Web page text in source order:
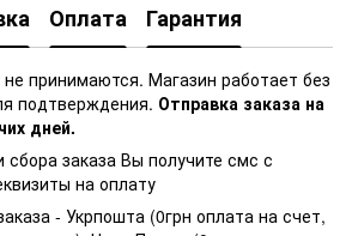
Оплата Гарантия
принимаются. Магазин работает без
подтверждения. Отправка заказа на
дней.
заказа Вы получите смс с
на оплату
- Укрпошта (0грн оплата на счет,